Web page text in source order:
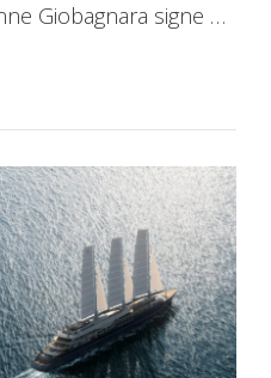
Giobagnara signe …